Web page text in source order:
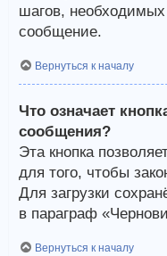
шагов,
сообщение.
Вернуться к началу
Что означает
сообщения?
Эта кнопка
для того, чтобы
Для загрузки
в параграф
Вернуться к началу